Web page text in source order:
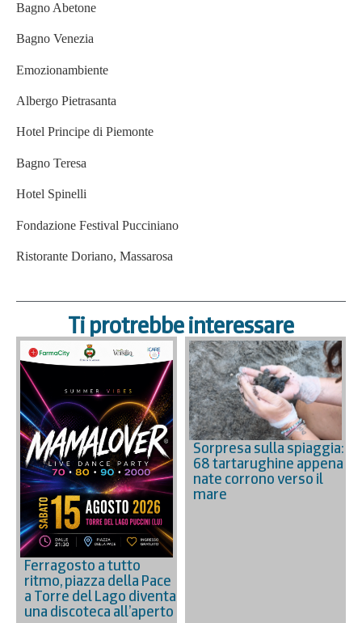
Bagno Abetone
Bagno Venezia
Emozionambiente
Albergo Pietrasanta
Hotel Principe di Piemonte
Bagno Teresa
Hotel Spinelli
Fondazione Festival Pucciniano
Ristorante Doriano, Massarosa
Ti protrebbe interessare
Ferragosto a tutto
ritmo, piazza della Pace
a Torre del Lago diventa
una discoteca all’aperto
Sorpresa sulla spiaggia:
68 tartarughine appena
nate corrono verso il
mare